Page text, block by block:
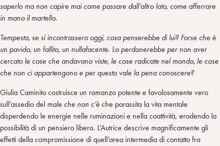
saperlo ma non capire mai come passare dall’altro lato, come afferrare
in mano il martello.
Tempesta, se si incontrassero oggi, cosa penserebbe di lui? Forse che è
un pavido, un fallito, un nullafacente. Lo perdonerebbe per non aver
cercato le cose che andavano viste, le cose radicate nel mondo, le cose
che non ci appartengono e per questo vale la pena conoscere?
Giulia Caminito costruisce un romanzo potente e favolosamente vero
sull’assedio del male che non c’è che parassita la vita mentale
disperdendo le energie nelle ruminazioni e nella coattività, erodendo la
possibilità di un pensiero libero. L’Autrice descrive magnificamente gli
effetti della compromissione di quell’area intermedia di contatto fra